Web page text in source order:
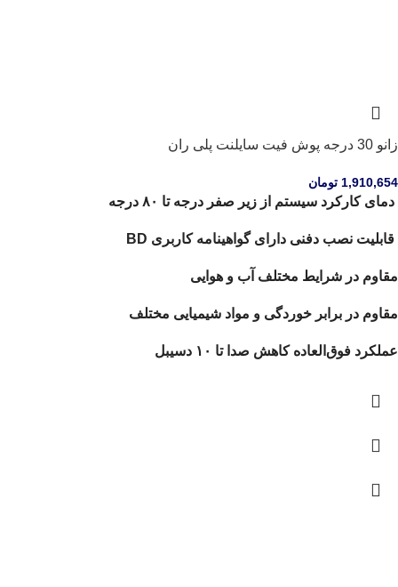
زانو 30 درجه پوش فیت سایلنت پلی ران
1,910,654 تومان
دمای کارکرد سیستم از زیر صفر درجه تا ۸۰ درجه
قابلیت نصب دفنی دارای گواهینامه کاربری BD
مقاوم در شرایط مختلف آب و هوایی
مقاوم در برابر خوردگی و مواد شیمیایی مختلف
عملکرد فوق‌العاده کاهش صدا تا ۱۰ دسیبل